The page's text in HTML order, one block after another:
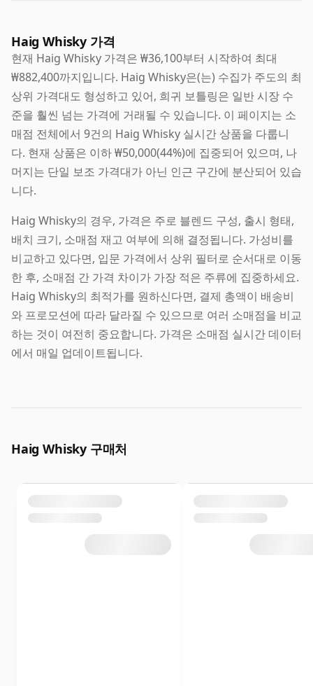
Haig Whisky 가격
현재 Haig Whisky 가격은 ₩36,100부터 시작하여 최대
₩882,400까지입니다. Haig Whisky은(는) 수집가 주도의 최
상위 가격대도 형성하고 있어, 희귀 보틀링은 일반 시장 수
준을 훨씬 넘는 가격에 거래될 수 있습니다. 이 페이지는 소
매점 전체에서 9건의 Haig Whisky 실시간 상품을 다룹니
다. 현재 상품은 이하 ₩50,000(44%)에 집중되어 있으며, 나
머지는 단일 보조 가격대가 아닌 인근 구간에 분산되어 있습
니다.
Haig Whisky의 경우, 가격은 주로 블렌드 구성, 출시 형태,
배치 크기, 소매점 재고 여부에 의해 결정됩니다. 가성비를
비교하고 있다면, 입문 가격에서 상위 필터로 순서대로 이동
한 후, 소매점 간 가격 차이가 가장 적은 주류에 집중하세요.
Haig Whisky의 최적가를 원하신다면, 결제 총액이 배송비
와 프로모션에 따라 달라질 수 있으므로 여러 소매점을 비교
하는 것이 여전히 중요합니다. 가격은 소매점 실시간 데이터
에서 매일 업데이트됩니다.
Haig Whisky 구매처